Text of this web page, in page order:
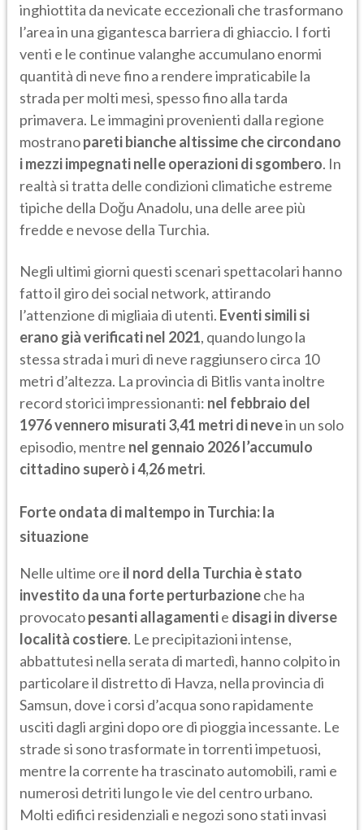
inghiottita da nevicate eccezionali che trasformano
l’area in una gigantesca barriera di ghiaccio. I forti
venti e le continue valanghe accumulano enormi
quantità di neve fino a rendere impraticabile la
strada per molti mesi, spesso fino alla tarda
primavera. Le immagini provenienti dalla regione
mostranopareti bianche altissime che circondano
i mezzi impegnati nelle operazioni di sgombero. In
realtà si tratta delle condizioni climatiche estreme
tipiche della Doğu Anadolu, una delle aree più
fredde e nevose della Turchia.
Negli ultimi giorni questi scenari spettacolari hanno
fatto il giro dei social network, attirando
l’attenzione di migliaia di utenti. Eventi simili si
erano già verificati nel 2021, quando lungo la
stessa strada i muri di neve raggiunsero circa 10
metri d’altezza. La provincia di Bitlis vanta inoltre
record storici impressionanti: nel febbraio del
1976 vennero misurati 3,41 metri di nevein un solo
episodio, mentre nel gennaio 2026 l’accumulo
cittadino superò i 4,26 metri.
Forte ondata di maltempo in Turchia: la
situazione
Nelle ultime ore il nord della Turchia è stato
investito da una forte perturbazioneche ha
provocatopesanti allagamentie disagi in diverse
località costiere. Le precipitazioni intense,
abbattutesi nella serata di martedì, hanno colpito in
particolare il distretto di Havza, nella provincia di
Samsun, dove i corsi d’acqua sono rapidamente
usciti dagli argini dopo ore di pioggia incessante. Le
strade si sono trasformate in torrenti impetuosi,
mentre la corrente ha trascinato automobili, rami e
numerosi detriti lungo le vie del centro urbano.
Molti edifici residenziali e negozi sono stati invasi